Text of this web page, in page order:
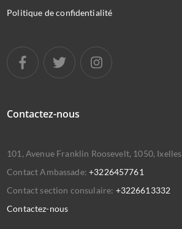
Politique de confidentialité
Contactez-nous
101, Avenue Franklin Roosevelt, 1050, Ixelles
Contact Ambassade:+3226457761
Contact section consulaire: +3226613332
Contactez-nous